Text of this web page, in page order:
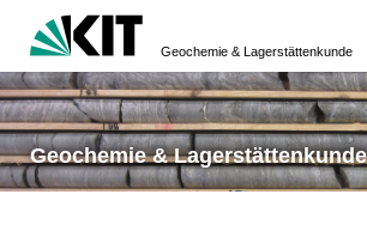
Geochemie & Lagerstättenkunde
Geochemie & Lagerstättenkunde